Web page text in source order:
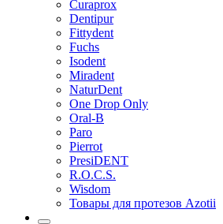
Curaprox
Dentipur
Fittydent
Fuchs
Isodent
Miradent
NaturDent
One Drop Only
Oral-B
Paro
Pierrot
PresiDENT
R.O.C.S.
Wisdom
Товары для протезов Azotii